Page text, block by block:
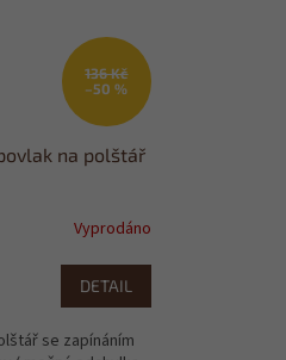
136 Kč
–50 %
na polštář
Vyprodáno
DETAIL
se zapínáním